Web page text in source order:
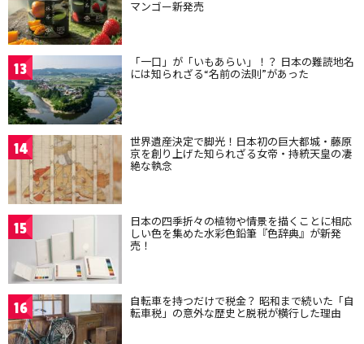
マンゴー新発売
13 「一口」が「いもあらい」！？ 日本の難読地名
には知られざる“名前の法則”があった
14 世界遺産決定で脚光！日本初の巨大都城・藤原
京を創り上げた知られざる女帝・持統天皇の凄
絶な執念
15 日本の四季折々の植物や情景を描くことに相応
しい色を集めた水彩色鉛筆『色辞典』が新発
売！
16 自転車を持つだけで税金？ 昭和まで続いた「自
転車税」の意外な歴史と脱税が横行した理由